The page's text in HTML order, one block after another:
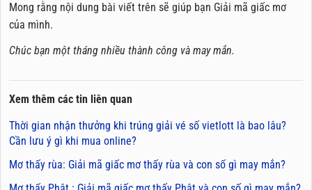
Mong rằng nội dung bài viết trên sẽ giúp bạn Giải mã giấc mơ
của mình.
Chúc bạn một tháng nhiều thành công và may mắn.
Xem thêm các tin liên quan
Thời gian nhận thưởng khi trúng giải vé số vietlott là bao lâu?
Cần lưu ý gì khi mua online?
Mơ thấy rùa: Giải mã giấc mơ thấy rùa và con số gì may mắn?